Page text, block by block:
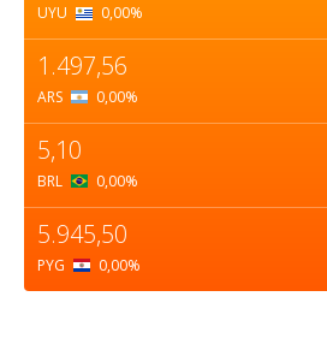
UYU 0,00%
1.497,56
ARS 0,00%
5,10
BRL 0,00%
5.945,50
PYG 0,00%